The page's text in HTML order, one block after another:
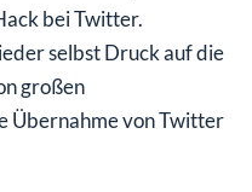
bei Twitter.
selbst Druck auf die
großen
Übernahme von Twitter